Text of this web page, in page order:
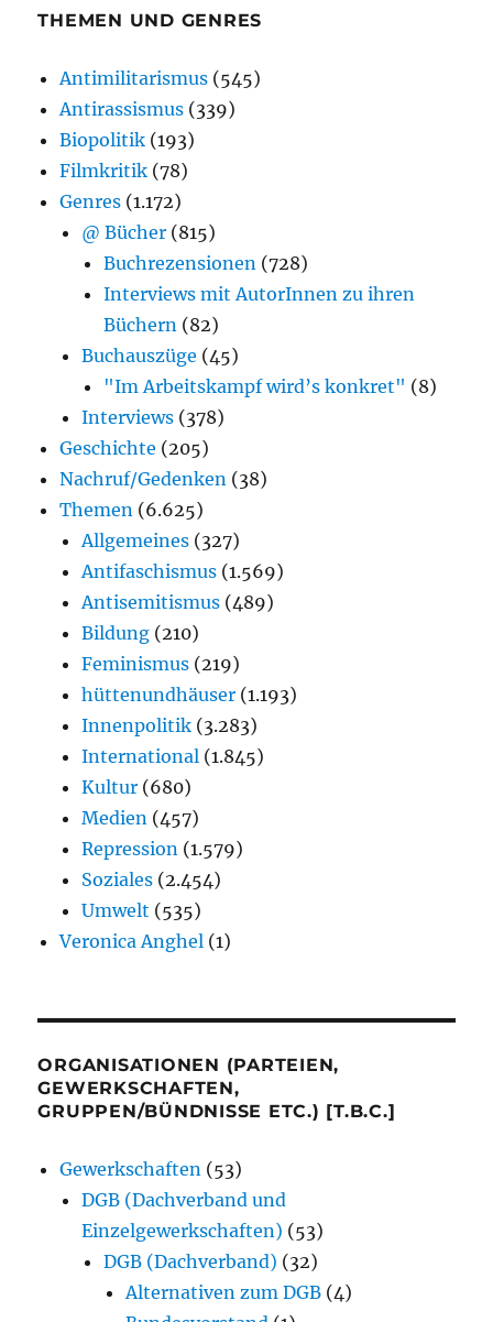
THEMEN UND GENRES
Antimilitarismus (545)
Antirassismus (339)
Biopolitik (193)
Filmkritik (78)
Genres (1.172)
@ Bücher (815)
Buchrezensionen (728)
Interviews mit AutorInnen zu ihren
Büchern (82)
Buchauszüge (45)
"Im Arbeitskampf wird’s konkret" (8)
Interviews (378)
Geschichte (205)
Nachruf/Gedenken (38)
Themen (6.625)
Allgemeines (327)
Antifaschismus (1.569)
Antisemitismus (489)
Bildung (210)
Feminismus (219)
hüttenundhäuser (1.193)
Innenpolitik (3.283)
International (1.845)
Kultur (680)
Medien (457)
Repression (1.579)
Soziales (2.454)
Umwelt (535)
Veronica Anghel (1)
ORGANISATIONEN (PARTEIEN,
GEWERKSCHAFTEN,
GRUPPEN/BÜNDNISSE ETC.) [T.B.C.]
Gewerkschaften (53)
DGB (Dachverband und
Einzelgewerkschaften) (53)
DGB (Dachverband) (32)
Alternativen zum DGB (4)